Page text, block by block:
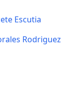
Escutia
Rodriguez